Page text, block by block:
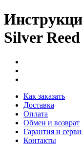
Silver Reed
Как заказать
Доставка
Оплата
Обмен и возврат
Гарантия и
Контакты